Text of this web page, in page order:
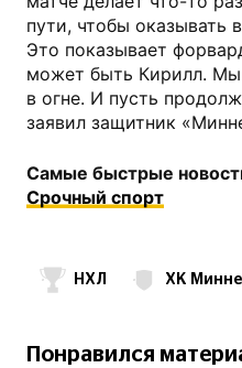
пути, чтобы оказывать
Это показывает
может быть Кирилл.
в огне. И пусть
заявил защитник
Самые быстрые
Срочный спорт
НХЛ ХК
Понравился